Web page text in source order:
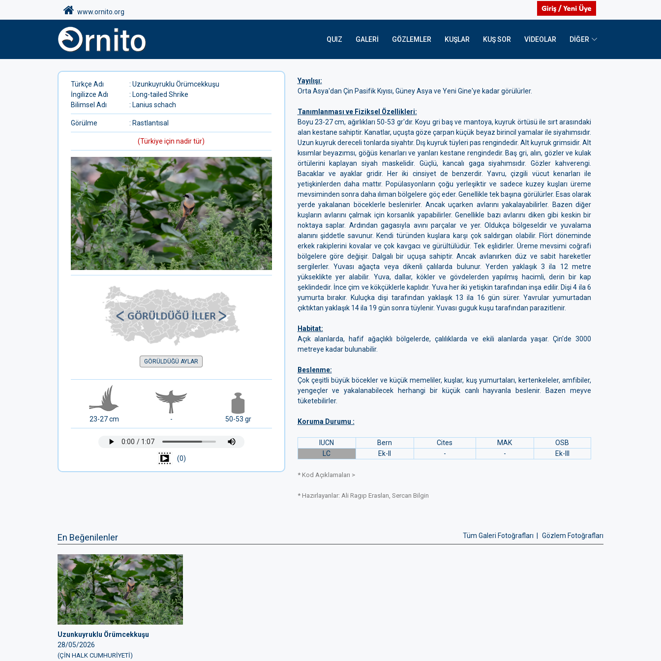
www.ornito.org
QUIZ GALERI GÖZLEMLER KUŞLAR KUŞ SOR VIDEOLAR DİĞER
Türkçe Adı
: Uzunkuyruklu Örümcekkuşu
İngilizce Adı
: Long-tailed Shrike
Bilimsel Adı
: Lanius schach
Görülme : Rastlantısal
(Türkiye için nadir tür)
GÖRÜLDÜĞÜ AYLAR
23-27 cm - 50-53 gr
(0)
Yayılışı:
Orta Asya'dan Çin Pasifik Kıyısı, Güney Asya ve Yeni Gine'ye kadar görülürler.
Tanımlanması ve Fiziksel Özellikleri:
Boyu 23-27 cm, ağırlıkları 50-53 gr'dır. Koyu gri baş ve mantoya, kuyruk örtüsü ile sırt arasındaki
alan kestane sahiptir. Kanatlar, uçuşta göze çarpan küçük beyaz birincil yamalar ile siyahımsıdır.
Uzun kuyruk dereceli tonlarda siyahtır. Dış kuyruk tüyleri pas rengindedir. Alt kuyruk grimsidir. Alt
kısımlar beyazımsı, göğüs kenarları ve yanları kestane rengindedir. Baş gri, alın, gözler ve kulak
örtülerini kaplayan siyah maskelidir. Güçlü, kancalı gaga siyahımsıdır. Gözler kahverengi.
Bacaklar ve ayaklar gridir. Her iki cinsiyet de benzerdir. Yavru, çizgili vücut kenarları ile
yetişkinlerden daha mattır. Popülasyonların çoğu yerleşiktir ve sadece kuzey kuşları üreme
mevsiminden sonra daha ılıman bölgelere göç eder. Genellikle tek başına görülürler. Esas olarak
yerde yakalanan böceklerle beslenirler. Ancak uçarken avlarını yakalayabilirler. Bazen diğer
kuşların avlarını çalmak için korsanlık yapabilirler. Genellikle bazı avlarını diken gibi keskin bir
noktaya saplar. Ardından gagasıyla avını parçalar ve yer. Oldukça bölgeseldir ve yuvalama
alanını şiddetle savunur. Kendi türünden kuşlara karşı çok saldırgan olabilir. Flört döneminde
erkek rakiplerini kovalar ve çok kavgacı ve gürültülüdür. Tek eşlidirler. Üreme mevsimi coğrafi
bölgelere göre değişir. Dalgalı bir uçuşa sahiptir. Ancak avlanırken düz ve sabit hareketler
sergilerler. Yuvası ağaçta veya dikenli çalılarda bulunur. Yerden yaklaşık 3 ila 12 metre
yükseklikte yer alabilir. Yuva, dallar, kökler ve gövdelerden yapılmış hacimli, derin bir kap
şeklindedir. İnce çim ve kökçüklerle kaplıdır. Yuva her iki yetişkin tarafından inşa edilir. Dişi 4 ila 6
yumurta bırakır. Kuluçka dişi tarafından yaklaşık 13 ila 16 gün sürer. Yavrular yumurtadan
çıktıktan yaklaşık 14 ila 19 gün sonra tüylenir. Yuvası guguk kuşu tarafından parazitlenir.
Habitat:
Açık alanlarda, hafif ağaçlıklı bölgelerde, çalılıklarda ve ekili alanlarda yaşar. Çin'de 3000
metreye kadar bulunabilir.
Beslenme:
Çok çeşitli büyük böcekler ve küçük memeliler, kuşlar, kuş yumurtaları, kertenkeleler, amfibiler,
yengeçler ve yakalanabilecek herhangi bir küçük canlı hayvanla beslenir. Bazen meyve
tüketebilirler.
Koruma Durumu :
IUCN Bern Cites MAK
OSB
LC
Ek-II - - Ek-III
* Kod Açıklamaları >
* Hazırlayanlar: Ali Ragıp Eraslan, Sercan Bilgin
En Beğenilenler Gözlem Fotoğrafları
Tüm Galeri Fotoğrafları |
Uzunkuyruklu Örümcekkuşu
28/05/2026
(ÇİN HALK CUMHURİYETİ)